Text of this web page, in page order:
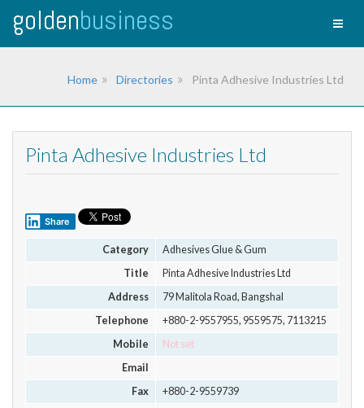
goldenbusiness
Home Directories Pinta Adhesive Industries Ltd
Pinta Adhesive Industries Ltd
Share
Category
Adhesives Glue & Gum
Title
Pinta Adhesive Industries Ltd
Address
79 Malitola Road, Bangshal
Telephone
+880-2-9557955, 9559575, 7113215
Mobile
Not set
Email
Fax
+880-2-9559739